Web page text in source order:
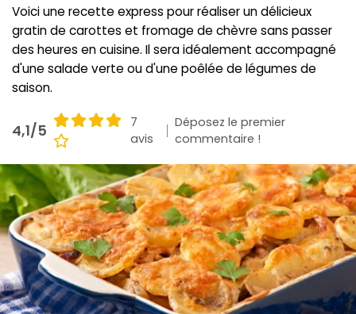
L'actu cuisine
Voici une recette express pour réaliser un délicieux
gratin de carottes et fromage de chèvre sans passer
des heures en cuisine. Il sera idéalement accompagné
d'une salade verte ou d'une poêlée de légumes de
saison.
4,1/5
7
avis
Déposez le premier
commentaire !